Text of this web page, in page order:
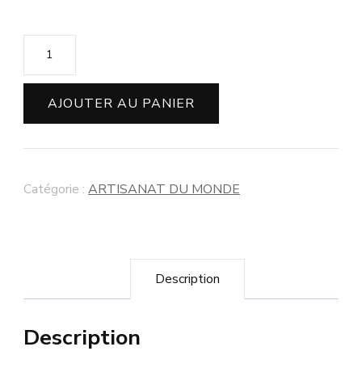
AJOUTER AU PANIER
Catégorie : ARTISANAT DU MONDE
Description
Description